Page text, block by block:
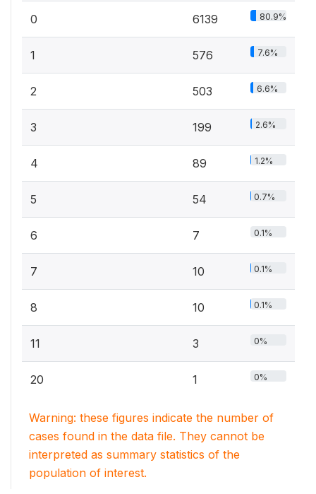
0 6139 80.9%
1 576 7.6%
2 503 6.6%
3 199 2.6%
4 89 1.2%
5 54 0.7%
6 7 0.1%
7 10 0.1%
8 10 0.1%
11 3 0%
20 1 0%
Warning: these figures indicate the number of
cases found in the data file. They cannot be
interpreted as summary statistics of the
population of interest.